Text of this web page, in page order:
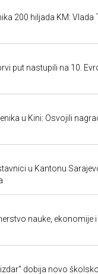
200 hiljada KM: Vlada
put nastupili na 10.
u Kini: Osvojili
u Kantonu
nauke, ekonomije
dobija novo